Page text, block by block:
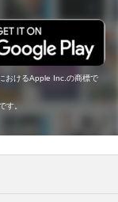
おけるApple Inc.の商標で
す。